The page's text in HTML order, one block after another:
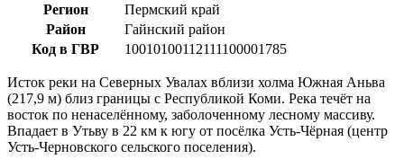
Регион
Пермский край
Район
Гайнский район
Код в ГВР
10010100112111100001785
Исток реки на Северных Увалах вблизи холма Южная Аньва
(217,9 м) близ границы с Республикой Коми. Река течёт на
восток по ненаселённому, заболоченному лесному массиву.
Впадает в Утьву в 22 км к югу от посёлка Усть-Чёрная (центр
Усть-Черновского сельского поселения).